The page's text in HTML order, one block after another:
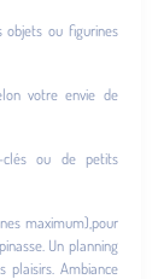
objets ou figurines
votre envie de
clés ou de petits
maximum),pour
Un planning
plaisirs. Ambiance